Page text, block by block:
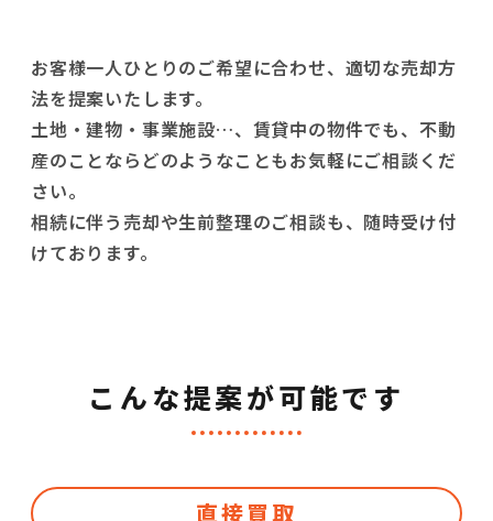
お客様一人ひとりのご希望に合わせ、適切な売却方
法を提案いたします。
土地・建物・事業施設…、賃貸中の物件でも、不動
産のことならどのようなこともお気軽にご相談くだ
さい。
相続に伴う売却や生前整理のご相談も、随時受け付
けております。
こんな提案が可能です
直接買取